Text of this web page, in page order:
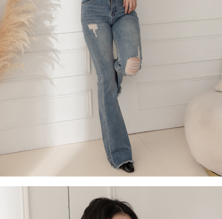
３．未成年的使用者請事先徵得法定代理人或監護人之同意方可使用
「AFTEE先享後付」，若未經同意申辦者引起之損失，本公司不負相關責
任。
４．使用「AFTEE先享後付」時，將依據個別帳號之用戶狀況，依本公司即
時審查核予不同之上限額度；若仍有額度不足之情形，本公司將視審查結果
請求用戶進行身份認證。
５．嚴禁一人註冊多個帳號或使用他人資訊註冊。若發現惡意使用之情形，
恩沛科技股份有限公司將有權停止該用戶之使用額度並採取法律行動。
宅配
每筆NT$60，滿NT$2,000(含以上)免運費
宅配_離島
每筆NT$100